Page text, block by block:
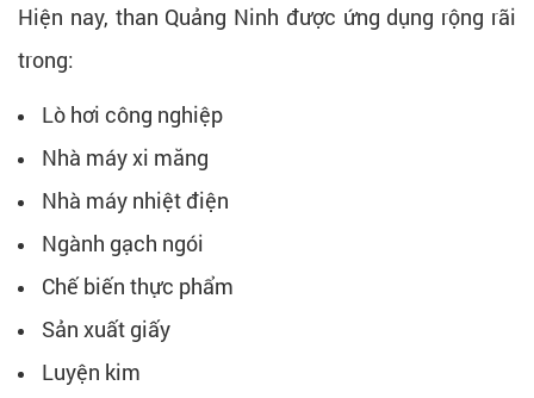
Hiện nay, than Quảng Ninh được ứng dụng rộng rãi
trong:
Lò hơi công nghiệp
Nhà máy xi măng
Nhà máy nhiệt điện
Ngành gạch ngói
Chế biến thực phẩm
Sản xuất giấy
Luyện kim